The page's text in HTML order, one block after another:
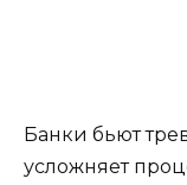
Банки бьют
усложняет